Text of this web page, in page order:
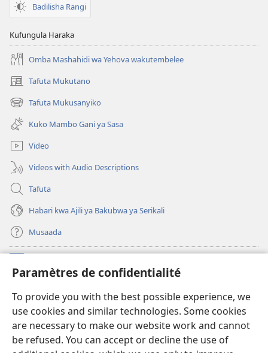
Paramètres de confidentialité
To provide you with the best possible experience, we
use cookies and similar technologies. Some cookies
are necessary to make our website work and cannot
be refused. You can accept or decline the use of
Badilisha Rangi
Kufungula Haraka
Omba Mashahidi wa Yehova wakutembelee
Tafuta Mukutano
(opens
new
window)
Tafuta Mukusanyiko
(opens
new
window)
Kuko Mambo Gani ya Sasa
Video
Videos with Audio Descriptions
Tafuta
Habari kwa Ajili ya Bakubwa ya Serikali
Musaada
(opens
new
Maktaba ku Enternete
(opens
new
window)JW Hub
(opens
new
window)Programu ya JW Library